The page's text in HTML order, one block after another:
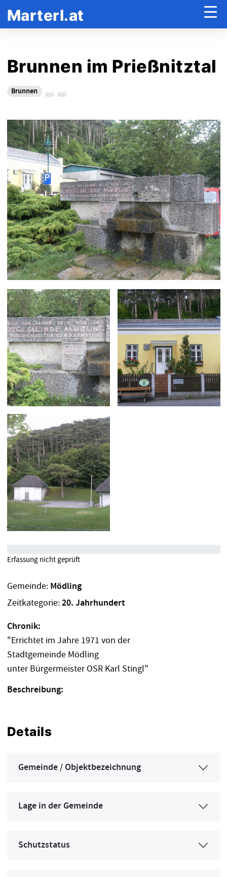
Marterl.at
Brunnen im Prießnitztal
Brunnen
Gemeinde: Mödling
Zeitkategorie:20. Jahrhundert
Chronik:
"Errichtet im Jahre 1971 von der
Stadtgemeinde Mödling
unter Bürgermeister OSR Karl Stingl"
Beschreibung:
Details
Gemeinde / Objektbezeichnung
Lage in der Gemeinde
Schutzstatus
Erfassung nicht geprüft